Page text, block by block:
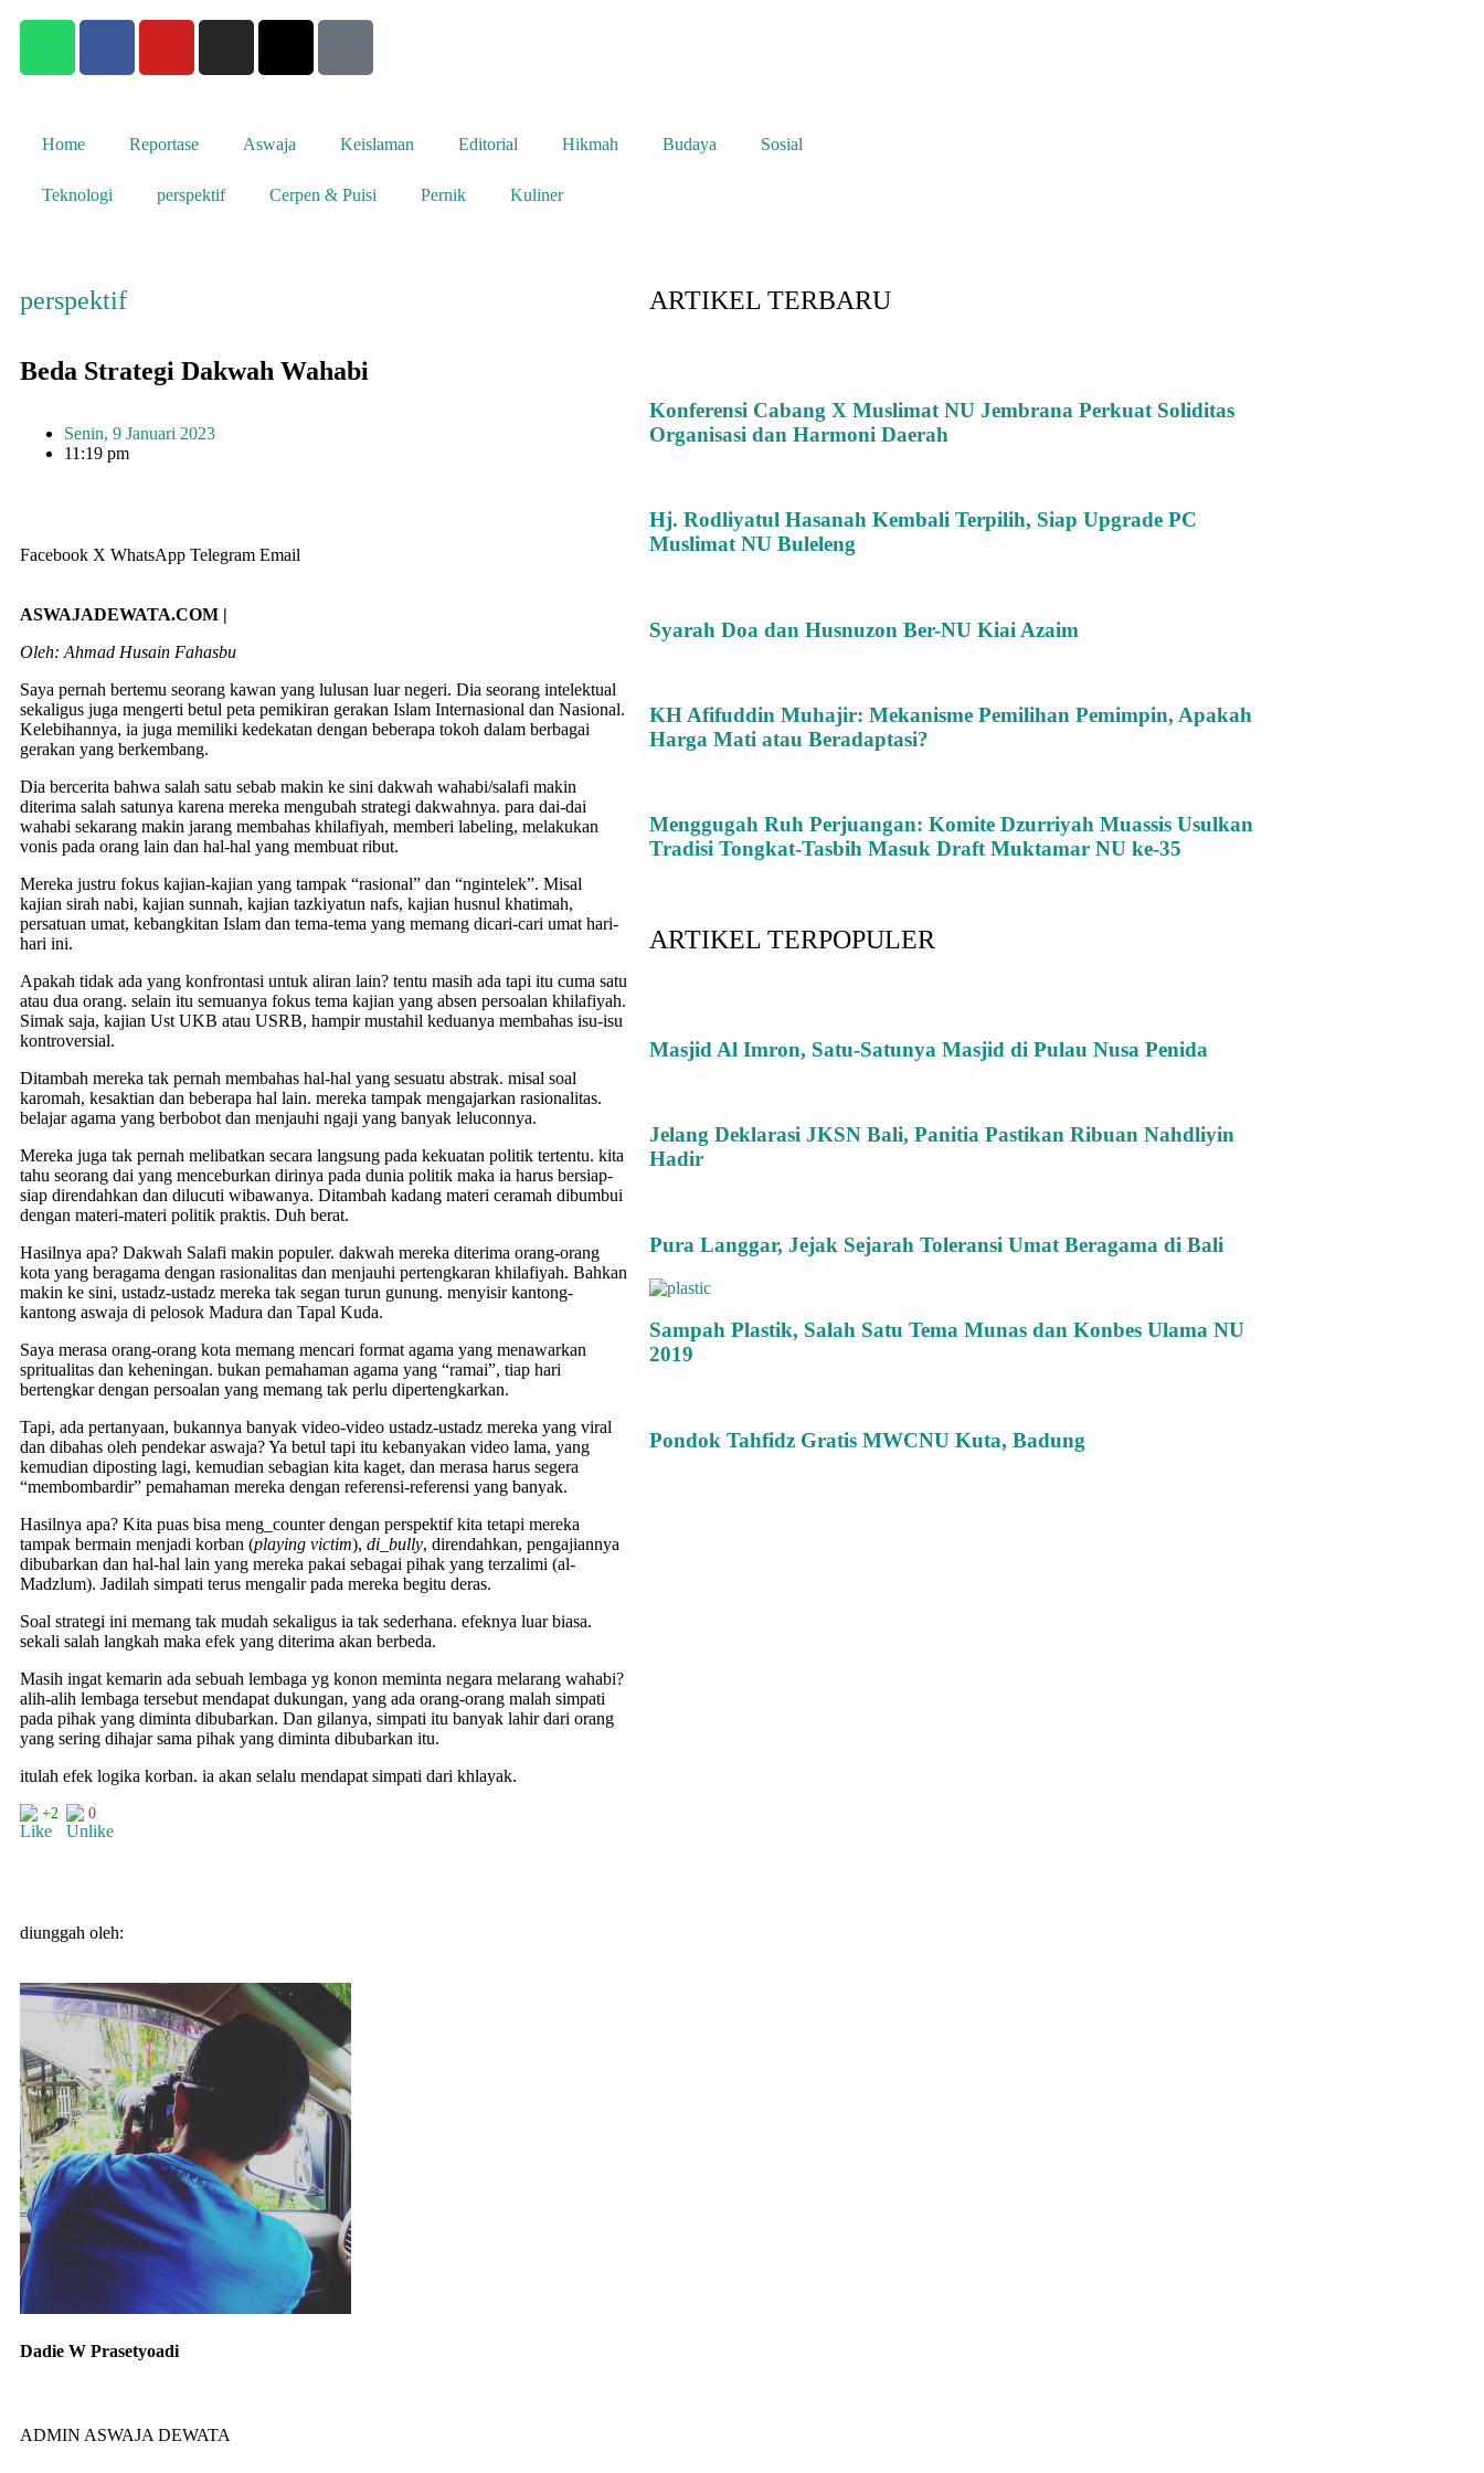
Home Reportase Aswaja Keislaman Editorial Hikmah Budaya Sosial
Teknologi perspektif Cerpen & Puisi Pernik Kuliner
perspektif
Beda Strategi Dakwah Wahabi
Senin, 9 Januari 2023
11:19 pm
Facebook X WhatsApp Telegram Email
ASWAJADEWATA.COM |
Oleh: Ahmad Husain Fahasbu
Saya pernah bertemu seorang kawan yang lulusan luar negeri. Dia seorang intelektual
sekaligus juga mengerti betul peta pemikiran gerakan Islam Internasional dan Nasional.
Kelebihannya, ia juga memiliki kedekatan dengan beberapa tokoh dalam berbagai
gerakan yang berkembang.
Dia bercerita bahwa salah satu sebab makin ke sini dakwah wahabi/salafi makin
diterima salah satunya karena mereka mengubah strategi dakwahnya. para dai-dai
wahabi sekarang makin jarang membahas khilafiyah, memberi labeling, melakukan
vonis pada orang lain dan hal-hal yang membuat ribut.
Mereka justru fokus kajian-kajian yang tampak “rasional” dan “ngintelek”. Misal
kajian sirah nabi, kajian sunnah, kajian tazkiyatun nafs, kajian husnul khatimah,
persatuan umat, kebangkitan Islam dan tema-tema yang memang dicari-cari umat hari-
hari ini.
Apakah tidak ada yang konfrontasi untuk aliran lain? tentu masih ada tapi itu cuma satu
atau dua orang. selain itu semuanya fokus tema kajian yang absen persoalan khilafiyah.
Simak saja, kajian Ust UKB atau USRB, hampir mustahil keduanya membahas isu-isu
kontroversial.
Ditambah mereka tak pernah membahas hal-hal yang sesuatu abstrak. misal soal
karomah, kesaktian dan beberapa hal lain. mereka tampak mengajarkan rasionalitas.
belajar agama yang berbobot dan menjauhi ngaji yang banyak leluconnya.
Mereka juga tak pernah melibatkan secara langsung pada kekuatan politik tertentu. kita
tahu seorang dai yang menceburkan dirinya pada dunia politik maka ia harus bersiap-
siap direndahkan dan dilucuti wibawanya. Ditambah kadang materi ceramah dibumbui
dengan materi-materi politik praktis. Duh berat.
Hasilnya apa? Dakwah Salafi makin populer. dakwah mereka diterima orang-orang
kota yang beragama dengan rasionalitas dan menjauhi pertengkaran khilafiyah. Bahkan
makin ke sini, ustadz-ustadz mereka tak segan turun gunung. menyisir kantong-
kantong aswaja di pelosok Madura dan Tapal Kuda.
Saya merasa orang-orang kota memang mencari format agama yang menawarkan
spritualitas dan keheningan. bukan pemahaman agama yang “ramai”, tiap hari
bertengkar dengan persoalan yang memang tak perlu dipertengkarkan.
Tapi, ada pertanyaan, bukannya banyak video-video ustadz-ustadz mereka yang viral
dan dibahas oleh pendekar aswaja? Ya betul tapi itu kebanyakan video lama, yang
kemudian diposting lagi, kemudian sebagian kita kaget, dan merasa harus segera
“membombardir” pemahaman mereka dengan referensi-referensi yang banyak.
Hasilnya apa? Kita puas bisa meng_counter dengan perspektif kita tetapi mereka
tampak bermain menjadi korban (playing victim), di_bully, direndahkan, pengajiannya
dibubarkan dan hal-hal lain yang mereka pakai sebagai pihak yang terzalimi (al-
Madzlum). Jadilah simpati terus mengalir pada mereka begitu deras.
Soal strategi ini memang tak mudah sekaligus ia tak sederhana. efeknya luar biasa.
sekali salah langkah maka efek yang diterima akan berbeda.
Masih ingat kemarin ada sebuah lembaga yg konon meminta negara melarang wahabi?
alih-alih lembaga tersebut mendapat dukungan, yang ada orang-orang malah simpati
pada pihak yang diminta dibubarkan. Dan gilanya, simpati itu banyak lahir dari orang
yang sering dihajar sama pihak yang diminta dibubarkan itu.
itulah efek logika korban. ia akan selalu mendapat simpati dari khlayak.
+2 0
diunggah oleh:
Dadie W Prasetyoadi
ADMIN ASWAJA DEWATA
ARTIKEL TERBARU
Konferensi Cabang X Muslimat NU Jembrana Perkuat Soliditas
Organisasi dan Harmoni Daerah
Hj. Rodliyatul Hasanah Kembali Terpilih, Siap Upgrade PC
Muslimat NU Buleleng
Syarah Doa dan Husnuzon Ber-NU Kiai Azaim
KH Afifuddin Muhajir: Mekanisme Pemilihan Pemimpin, Apakah
Harga Mati atau Beradaptasi?
Menggugah Ruh Perjuangan: Komite Dzurriyah Muassis Usulkan
Tradisi Tongkat-Tasbih Masuk Draft Muktamar NU ke-35
ARTIKEL TERPOPULER
Masjid Al Imron, Satu-Satunya Masjid di Pulau Nusa Penida
Jelang Deklarasi JKSN Bali, Panitia Pastikan Ribuan Nahdliyin
Hadir
Pura Langgar, Jejak Sejarah Toleransi Umat Beragama di Bali
Sampah Plastik, Salah Satu Tema Munas dan Konbes Ulama NU
2019
Pondok Tahfidz Gratis MWCNU Kuta, Badung